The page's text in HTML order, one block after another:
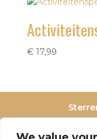
€17,99